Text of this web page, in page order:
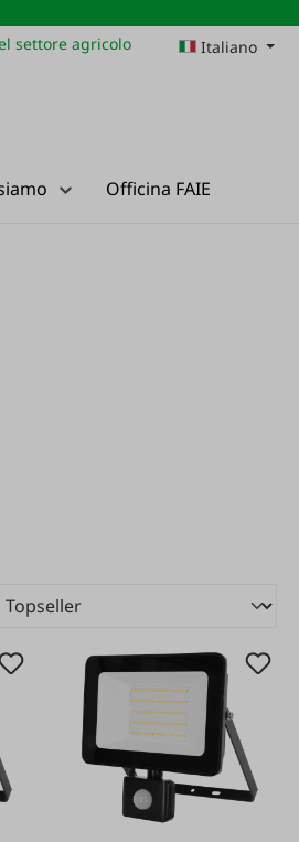
settore agricolo Italiano
lista dei desideri
Officina FAIE